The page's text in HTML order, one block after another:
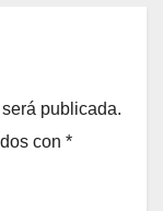
publicada.
con *